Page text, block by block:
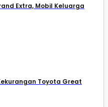
Extra, Mobil Keluarga
Toyota Great